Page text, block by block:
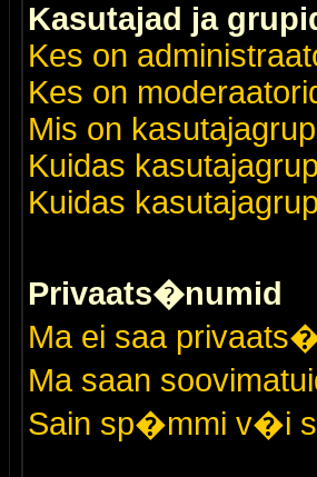
Kasutajad ja
Kes on
Kes on
Mis on
Kuidas
Kuidas
Privaats�numid
Ma ei saa
Ma saan
Sain sp�mmi v�i